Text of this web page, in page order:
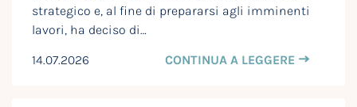
strategico e, al fine di prepararsi agli imminenti
lavori, ha deciso di…
14.07.2026
CONTINUA A LEGGERE